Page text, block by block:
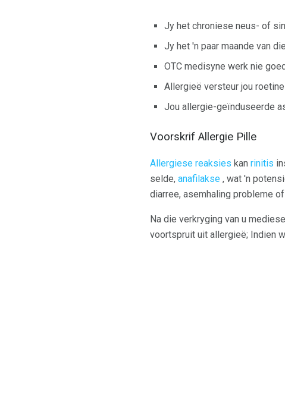
Jy het chroniese neus- of
Jy het 'n paar maande van
OTC medisyne werk nie
Allergieë versteur jou
Jou allergie-geïnduseerde
Voorskrif Allergie Pille
Allergiese reaksies kan rinitis
selde, anafilakse , wat 'n
diarree, asemhaling probleme
Na die verkryging van u
voortspruit uit allergieë; Indien